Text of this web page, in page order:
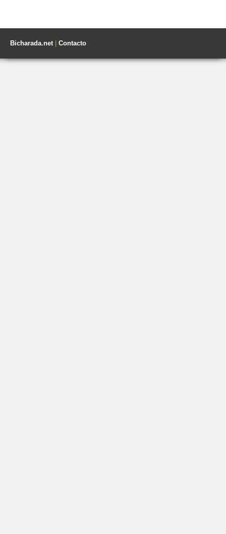
Bicharada.net| Contacto